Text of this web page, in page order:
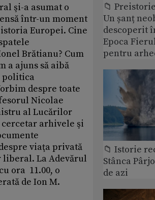
şi-a asumat o
într-un moment
Europei. Cine
Brătianu? Cum
a ajuns să aibă
politica
despre toate
Nicolae
al Lucărilor
arhivele şi
viaţa privată
La Adevărul
ora 11.00, o
de Ion M.
📁
Un șanț
descoperit
Epoca
pentru
📁 Istorie
Stânca
de azi